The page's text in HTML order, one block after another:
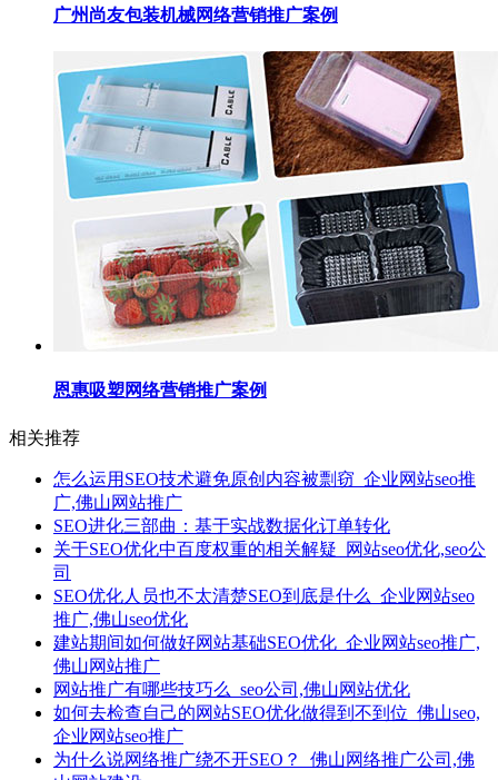
广州尚友包装机械网络营销推广案例
恩惠吸塑网络营销推广案例
相关推荐
怎么运用SEO技术避免原创内容被剽窃_企业网站seo推
广,佛山网站推广
SEO进化三部曲：基于实战数据化订单转化
关于SEO优化中百度权重的相关解疑_网站seo优化,seo公
司
SEO优化人员也不太清楚SEO到底是什么_企业网站seo
推广,佛山seo优化
建站期间如何做好网站基础SEO优化_企业网站seo推广,
佛山网站推广
网站推广有哪些技巧么_seo公司,佛山网站优化
如何去检查自己的网站SEO优化做得到不到位_佛山seo,
企业网站seo推广
为什么说网络推广绕不开SEO？_佛山网络推广公司,佛